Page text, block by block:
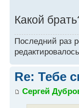
Какой
Последний раз
Re: Тебе
Сергей